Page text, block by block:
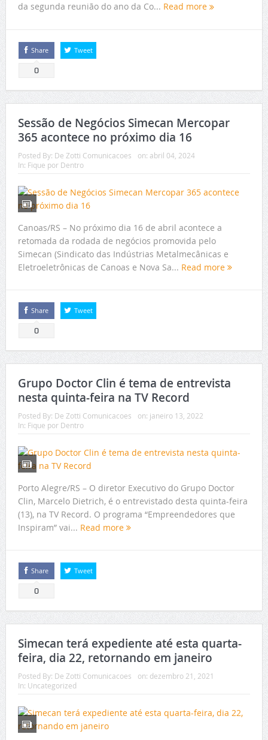
da segunda reunião do ano da Co... Read more
Share
0
Tweet
Sessão de Negócios Simecan Mercopar
365 acontece no próximo dia 16
Posted By: De Zotti Comunicacoes on: abril 04, 2024
In: Fique por Dentro
Canoas/RS – No próximo dia 16 de abril acontece a
retomada da rodada de negócios promovida pelo
Simecan (Sindicato das Indústrias Metalmecânicas e
Eletroeletrônicas de Canoas e Nova Sa... Read more
Share
0
Tweet
Grupo Doctor Clin é tema de entrevista
nesta quinta-feira na TV Record
Posted By: De Zotti Comunicacoes on: janeiro 13, 2022
In: Fique por Dentro
Porto Alegre/RS – O diretor Executivo do Grupo Doctor
Clin, Marcelo Dietrich, é o entrevistado desta quinta-feira
(13), na TV Record. O programa “Empreendedores que
Inspiram” vai... Read more
Share
0
Tweet
Simecan terá expediente até esta quarta-
feira, dia 22, retornando em janeiro
Posted By: De Zotti Comunicacoes on: dezembro 21, 2021
In: Uncategorized